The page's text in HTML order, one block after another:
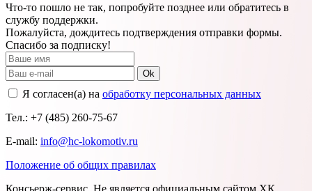
Что-то пошло не так, попробуйте позднее или обратитесь в
службу поддержки.
Пожалуйста, дождитесь подтверждения отправки формы.
Спасибо за подписку!
Ok
Я согласен(а) на обработку персональных данных
Тел.: +7 (485) 260-75-67
E-mail: info@hc-lokomotiv.ru
Положение об общих правилах
Консьерж-сервис. Не является официальным сайтом ХК